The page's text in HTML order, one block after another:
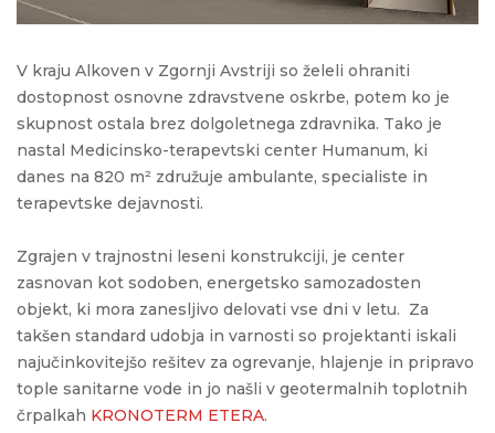
V kraju Alkoven v Zgornji Avstriji so želeli ohraniti
dostopnost osnovne zdravstvene oskrbe, potem ko je
skupnost ostala brez dolgoletnega zdravnika. Tako je
nastal Medicinsko-terapevtski center Humanum, ki
danes na 820 m² združuje ambulante, specialiste in
terapevtske dejavnosti.
Zgrajen v trajnostni leseni konstrukciji, je center
zasnovan kot sodoben, energetsko samozadosten
objekt, ki mora zanesljivo delovati vse dni v letu. Za
takšen standard udobja in varnosti so projektanti iskali
najučinkovitejšo rešitev za ogrevanje, hlajenje in pripravo
tople sanitarne vode in jo našli v geotermalnih toplotnih
črpalkah KRONOTERM ETERA.